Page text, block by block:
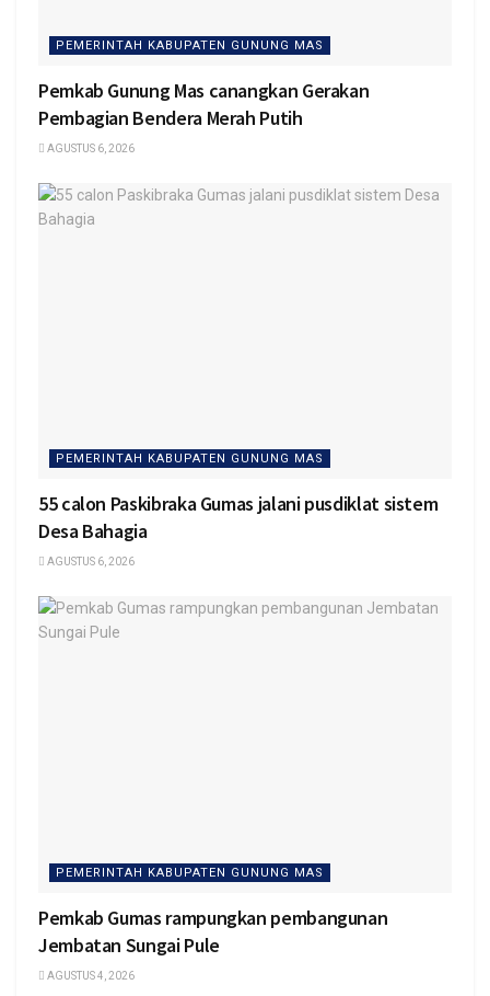
PEMERINTAH KABUPATEN GUNUNG MAS
Pemkab Gunung Mas canangkan Gerakan
Pembagian Bendera Merah Putih
AGUSTUS 6, 2026
PEMERINTAH KABUPATEN GUNUNG MAS
55 calon Paskibraka Gumas jalani pusdiklat sistem
Desa Bahagia
AGUSTUS 6, 2026
PEMERINTAH KABUPATEN GUNUNG MAS
Pemkab Gumas rampungkan pembangunan
Jembatan Sungai Pule
AGUSTUS 4, 2026